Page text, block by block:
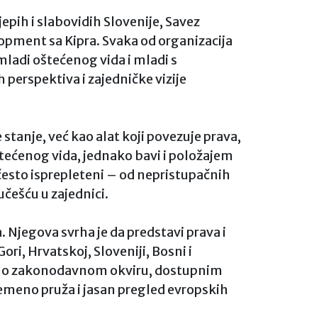
i slabovidih Slovenije, Savez
sa Kipra. Svaka od organizacija
oštećenog vida i mladi s
i zajedničke vizije
već kao alat koji povezuje prava,
vida, jednako bavi i položajem
isprepleteni – od nepristupačnih
u zajednici.
svrha je da predstavi prava i
Hrvatskoj, Sloveniji, Bosni i
zakonodavnom okviru, dostupnim
pruža i jasan pregled evropskih